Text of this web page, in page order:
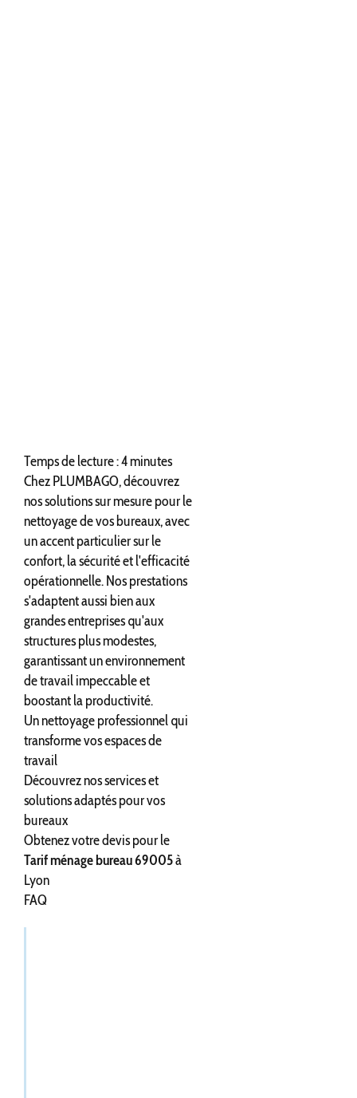
Temps de lecture : 4 minutes
Chez PLUMBAGO, découvrez
nos solutions sur mesure pour le
nettoyage de vos bureaux, avec
un accent particulier sur le
confort, la sécurité et l'efficacité
opérationnelle. Nos prestations
s'adaptent aussi bien aux
grandes entreprises qu'aux
structures plus modestes,
garantissant un environnement
de travail impeccable et
boostant la productivité.
Un nettoyage professionnel qui
transforme vos espaces de
travail
Découvrez nos services et
solutions adaptés pour vos
bureaux
Obtenez votre devis pour le
Tarif ménage bureau 69005à
Lyon
FAQ